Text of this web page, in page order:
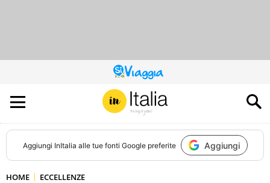
QUESTO
SITO
CONTRIBUISCE
ALL’AUDIENCE
DI
Aggiungi InItalia alle tue fonti Google preferite Aggiungi
HOME ECCELLENZE